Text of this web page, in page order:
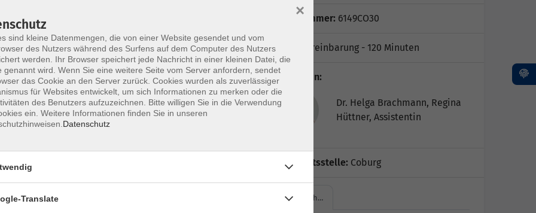
8 Jahren
für die Wettererscheinungen, die wir
einen Blitz und einen Donner sowie einen
und fragen uns, ob es Wasser in der Luft
steigt. Gerne führen Dr. Helga Brachmann und
auch im Kindergarten oder in der Schule
Kursnummer: 6149CO30
nach Vereinbarung - 120 Minuten
Dozent*in:
Dr. Helga Brachmann, Regina
Hüttner, Assistentin
Geschäftsstelle: Coburg
Ort nach…
sind kleine Datenmengen, die von einer Website gesendet und vom
des Nutzers während des Surfens auf dem Computer des Nutzers
werden. Ihr Browser speichert jede Nachricht in einer kleinen Datei, die
genannt wird. Wenn Sie eine weitere Seite vom Server anfordern, sendet
das Cookie an den Server zurück. Cookies wurden als zuverlässiger
für Websites entwickelt, um sich Informationen zu merken oder die
des Benutzers aufzuzeichnen. Bitte willigen Sie in die Verwendung
ein. Weitere Informationen finden Sie in unseren
Datenschutz
×
Translate